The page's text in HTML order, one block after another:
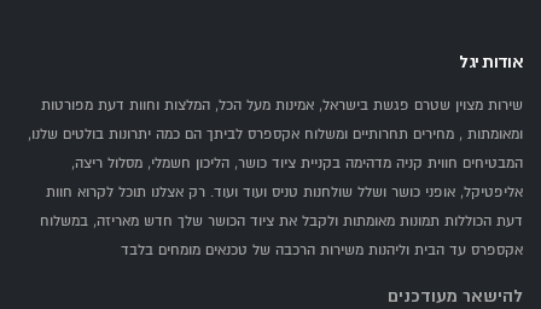
אודות יגל
שירות מצוין שטרם פגשת בישראל, אמינות מעל הכל, המלצות וחוות דעת מפורטות
ומאומתות , מחירים תחרותיים ומשלוח אקספרס לביתך הם כמה יתרונות בולטים שלנו,
המבטיחים חווית קניה מדהימה בקניית ציוד כושר, הליכון חשמלי, מסלול ריצה,
אליפטיקל, אופני כושר ושלל שולחנות טניס ועוד ועוד. רק אצלנו תוכל לקרוא חוות
דעת הכוללות תמונות מאומתות ולקבל את ציוד הכושר שלך חדש מאריזה, במשלוח
אקספרס עד הבית וליהנות משירות הרכבה של טכנאים מומחים בלבד
להישאר מעודכנים